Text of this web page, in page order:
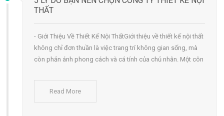
THẤT
- Giới Thiệu Về Thiết Kế Nội ThấtGiới thiệu về thiết kế nội thất
không chỉ đơn thuần là việc trang trí không gian sống, mà
còn phản ánh phong cách và cá tính của chủ nhân. Một côn
Read More